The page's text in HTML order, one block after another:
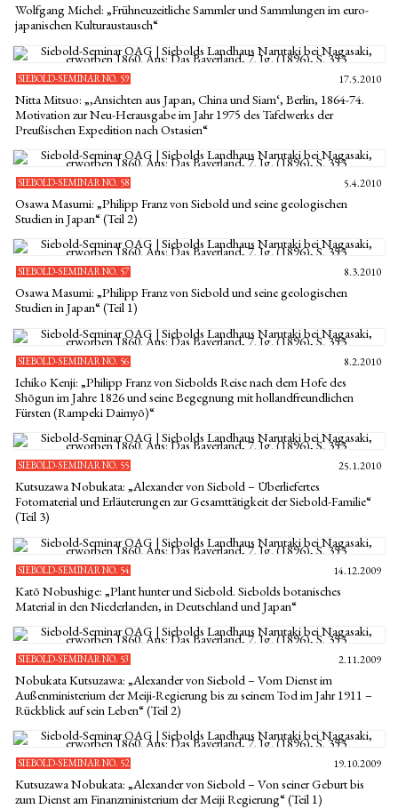
Wolfgang Michel: „Frühneuzeitliche Sammler und Sammlungen im euro-
japanischen Kulturaustausch“
SIEBOLD-SEMINAR NO. 59 17.5.2010
Nitta Mitsuo: „‚Ansichten aus Japan, China und Siam‘, Berlin, 1864-74.
Motivation zur Neu-Herausgabe im Jahr 1975 des Tafelwerks der
Preußischen Expedition nach Ostasien“
SIEBOLD-SEMINAR NO. 58 5.4.2010
Osawa Masumi: „Philipp Franz von Siebold und seine geologischen
Studien in Japan“ (Teil 2)
SIEBOLD-SEMINAR NO. 57 8.3.2010
Osawa Masumi: „Philipp Franz von Siebold und seine geologischen
Studien in Japan“ (Teil 1)
SIEBOLD-SEMINAR NO. 56 8.2.2010
Ichiko Kenji: „Philipp Franz von Siebolds Reise nach dem Hofe des
Shōgun im Jahre 1826 und seine Begegnung mit hollandfreundlichen
Fürsten (Rampeki Daimyō)“
SIEBOLD-SEMINAR NO. 55 25.1.2010
Kutsuzawa Nobukata: „Alexander von Siebold – Überliefertes
Fotomaterial und Erläuterungen zur Gesamttätigkeit der Siebold-Familie“
(Teil 3)
SIEBOLD-SEMINAR NO. 54 14.12.2009
Katō Nobushige: „Plant hunter und Siebold. Siebolds botanisches
Material in den Niederlanden, in Deutschland und Japan“
SIEBOLD-SEMINAR NO. 53 2.11.2009
Nobukata Kutsuzawa: „Alexander von Siebold – Vom Dienst im
Außenministerium der Meiji-Regierung bis zu seinem Tod im Jahr 1911 –
Rückblick auf sein Leben“ (Teil 2)
SIEBOLD-SEMINAR NO. 52 19.10.2009
Kutsuzawa Nobukata: „Alexander von Siebold – Von seiner Geburt bis
zum Dienst am Finanzministerium der Meiji Regierung“ (Teil 1)